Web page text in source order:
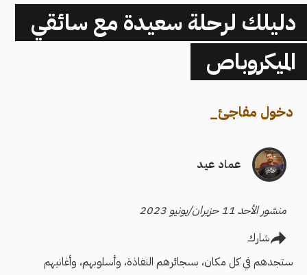
دليلك لرحلة سعيدة مع سائقي
الميكروباص
دخول مفاجئ_
عماد عيد
منشور الأحد 11 حزيران/يونيو 2023
شارك
ستجدهم في كل مكان، بسجائرهم النفاذة، وأسلوبهم، وأغانيهم